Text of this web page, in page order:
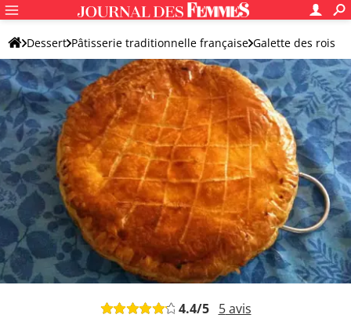
Dessert Pâtisserie traditionnelle française Galette des rois
Galette des rois originale
4.4/5 5avis